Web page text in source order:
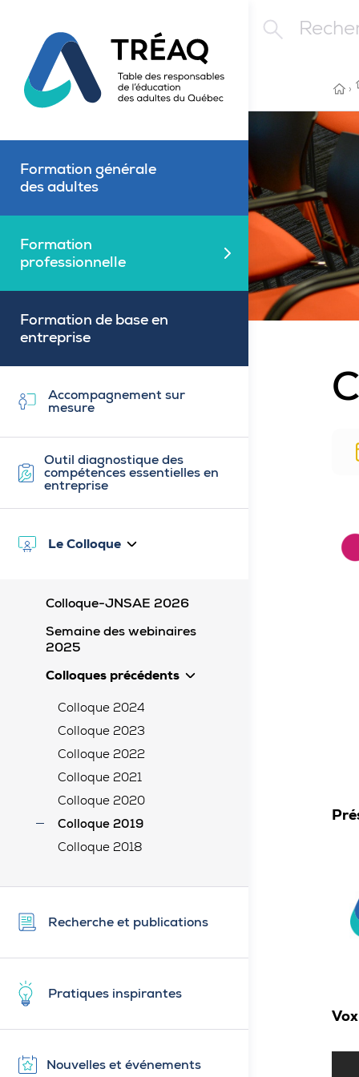
Formation générale
des adultes
Formation
professionnelle
Fermé
Formation de base en
entreprise
Accompagnement sur
mesure
Outil diagnostique des
compétences essentielles en
entreprise
Le Colloque
Ouvert
Colloque-JNSAE 2026
Semaine des webinaires
2025
Colloques précédents
Ouvert
Colloque 2024
Colloque 2023
Colloque 2022
Colloque 2021
Colloque 2020
Colloque 2019
Colloque 2018
Recherche et publications
Pratiques inspirantes
Nouvelles et événements
›